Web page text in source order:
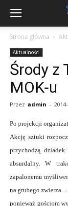
Strona główna
Aktualności
Środy z
MOK-u
Przez admin -
Po projekcji
Akcję sztuki
przychodzą
absurdalny. W
zapalonemu
na grubego zwierza…
ponieważ gościom